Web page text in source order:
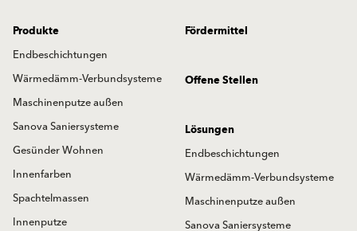
Produkte
Endbeschichtungen
Wärmedämm-Verbundsysteme
Maschinenputze außen
Sanova Saniersysteme
Gesünder Wohnen
Innenfarben
Spachtelmassen
Innenputze
Fördermittel
Offene Stellen
Lösungen
Endbeschichtungen
Wärmedämm-Verbundsysteme
Maschinenputze außen
Sanova Saniersysteme